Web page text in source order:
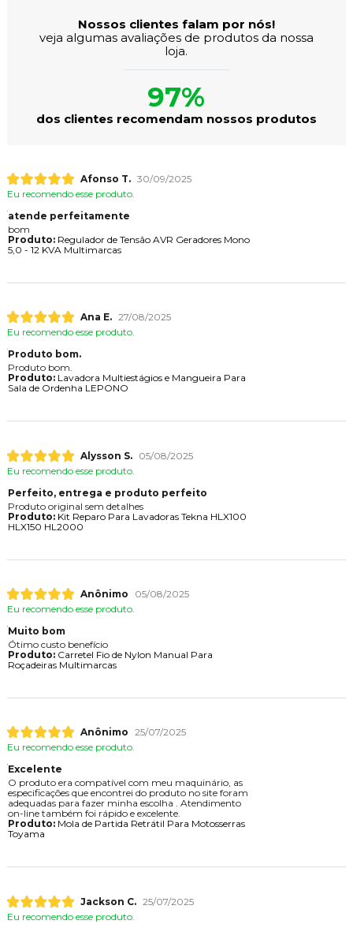
Nossos clientes falam por nós!
veja algumas avaliações de produtos da nossa
loja.
97%
dos clientes recomendam nossos produtos
Afonso T. 30/09/2025
Eu recomendo esse produto.
atende perfeitamente
bom
Produto:Regulador de Tensão AVR Geradores Mono
5,0 - 12 KVA Multimarcas
Ana E. 27/08/2025
Eu recomendo esse produto.
Produto bom.
Produto bom.
Produto:Lavadora Multiestágios e Mangueira Para
Sala de Ordenha LEPONO
Alysson S.
05/08/2025
Eu recomendo esse produto.
Perfeito, entrega e produto perfeito
Produto original sem detalhes
Produto:Kit Reparo Para Lavadoras Tekna HLX100
HLX150 HL2000
Anônimo
05/08/2025
Eu recomendo esse produto.
Muito bom
Ótimo custo benefício
Produto:Carretel Fio de Nylon Manual Para
Roçadeiras Multimarcas
Anônimo 25/07/2025
Eu recomendo esse produto.
Excelente
O produto era compatível com meu maquinário, as
especificações que encontrei do produto no site foram
adequadas para fazer minha escolha . Atendimento
on-line também foi rápido e excelente.
Produto:Mola de Partida Retrátil Para Motosserras
Toyama
Jackson C. 25/07/2025
Eu recomendo esse produto.